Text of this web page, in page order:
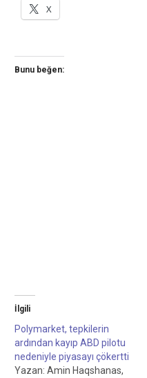
X
Bunu beğen:
İlgili
Polymarket, tepkilerin
ardından kayıp ABD pilotu
nedeniyle piyasayı çökertti
Yazan: Amin Haqshanas,